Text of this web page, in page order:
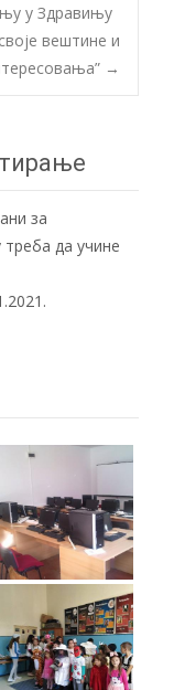
у Здравињу
вештине и
→
за
треба да учине